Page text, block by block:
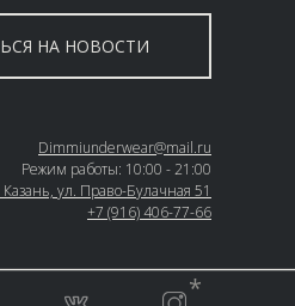
НА НОВОСТИ
Dimmiunderwear@mail.ru
Режим работы: 10:00 - 21:00
Казань, ул. Право-Булачная 51
+7 (916) 406-77-66
*